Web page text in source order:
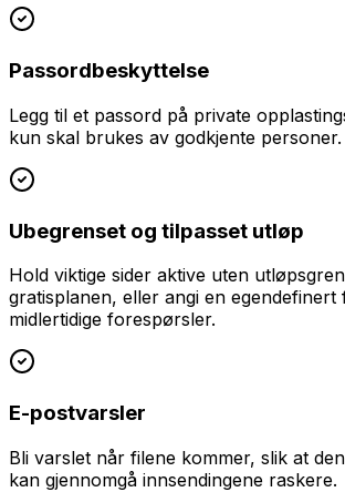
Passordbeskyttelse
Legg til et passord på private
kun skal brukes av godkjente personer.
Ubegrenset og tilpasset utløp
Hold viktige sider aktive uten
gratisplanen, eller angi en
midlertidige forespørsler.
E-postvarsler
Bli varslet når filene kommer, slik at
kan gjennomgå innsendingene raskere.